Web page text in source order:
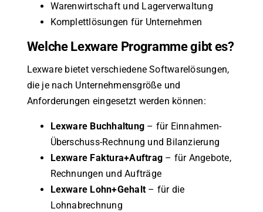
Warenwirtschaft und Lagerverwaltung
Komplettlösungen für Unternehmen
Welche Lexware Programme gibt es?
Lexware bietet verschiedene Softwarelösungen,
die je nach Unternehmensgröße und
Anforderungen eingesetzt werden können:
Lexware Buchhaltung – für Einnahmen-
Überschuss-Rechnung und Bilanzierung
Lexware Faktura+Auftrag – für Angebote,
Rechnungen und Aufträge
Lexware Lohn+Gehalt – für die
Lohnabrechnung